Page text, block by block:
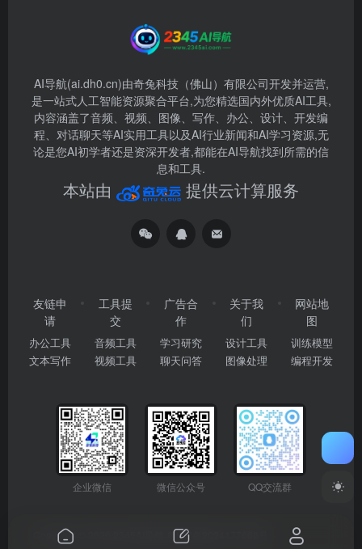
AI导航(ai.dh0.cn)由奇兔科技（佛山）有限公司开发并运营,
是一站式人工智能资源聚合平台,为您精选国内外优质AI工具,
内容涵盖了音频、视频、图像、写作、办公、设计、开发编
程、对话聊天等AI实用工具以及AI行业新闻和AI学习资源,无
论是您AI初学者还是资深开发者,都能在AI导航找到所需的信
息和工具.
本站由 提供云计算服务
友链申
请
办公工具
文本写作
工具提
交
音频工具
视频工具
广告合
作
学习研究
聊天问答
关于我
们
设计工具
图像处理
网站地
图
训练模型
编程开发
企业微信 微信公众号 QQ交流群
Copyright © 2026 粤ICP备2024177666号